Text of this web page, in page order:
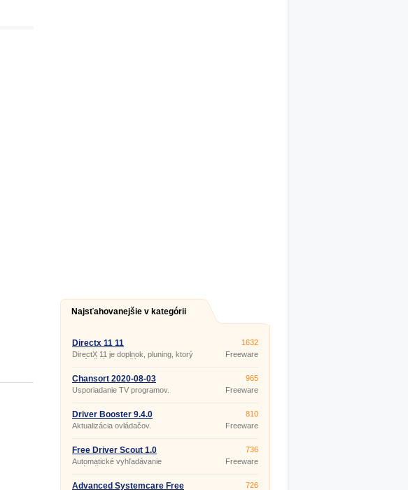
Najsťahovanejšie v kategórii
Directx 11 11
DirectX 11 je doplnok, pluning, ktorý
je dôležitý pre načítanie, spustenie a
ktoré obsahujú množstvo
multimediálnych prvkov.
1632
Freeware
Chansort 2020-08-03
Usporiadanie TV programov.
965
Freeware
Driver Booster 9.4.0
Aktualizácia ovládačov.
810
Freeware
Free Driver Scout 1.0
Automatické vyhľadávanie
ovládačov.
736
Freeware
Advanced Systemcare Free
726